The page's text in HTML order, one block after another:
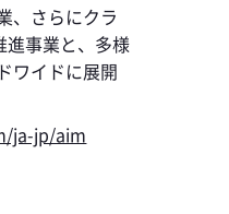
、さらにクラ
進事業と、多様
ワイドに展開
ja-jp/aim